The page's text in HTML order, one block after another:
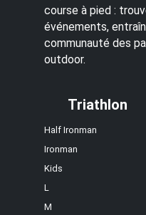
course à pied :
événements,
communauté des
outdoor.
Triathlon
Half Ironman
Ironman
Kids
L
M